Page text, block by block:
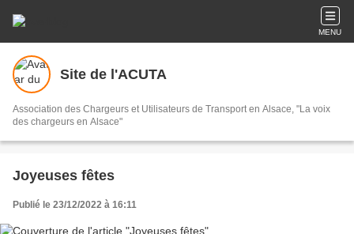
MENU
Site de l'ACUTA
Association des Chargeurs et Utilisateurs de Transport en Alsace, "La voix
des chargeurs en Alsace"
Joyeuses fêtes
Publié le 23/12/2022 à 16:11